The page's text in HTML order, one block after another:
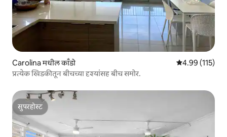
Carolina मधील काँडो 5 पैकी 4.99
4.99 (115)
प्रत्येक खिडकीतून बीचच्या दृश्यांसह बीच समोर.
सुपरहोस्ट
सुपरहोस्ट